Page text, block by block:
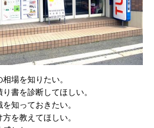
場を知りたい。
書を診断してほしい。
知っておきたい。
を教えてほしい。